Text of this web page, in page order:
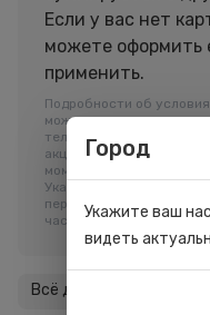
Если у вас нет
можете оформить
применить.
Подробности об
можете узнать в
телефону горячей
акции имеет право
момент без объяснения
Указана максимально
период проведения
частичное отсутствие
Всё для дома
Город
Укажите ваш
видеть